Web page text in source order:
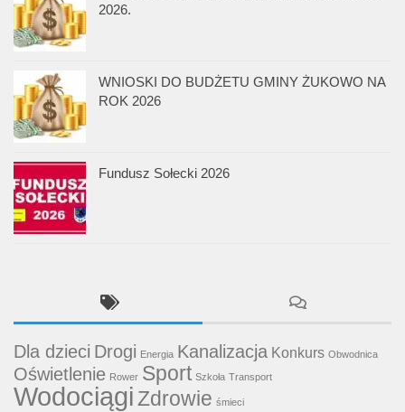
2026.
WNIOSKI DO BUDŻETU GMINY ŻUKOWO NA
ROK 2026
Fundusz Sołecki 2026
Dla dzieci Drogi Energia Kanalizacja Konkurs Obwodnica
Oświetlenie Rower Sport Szkoła Transport
WodociągiZdrowie śmieci